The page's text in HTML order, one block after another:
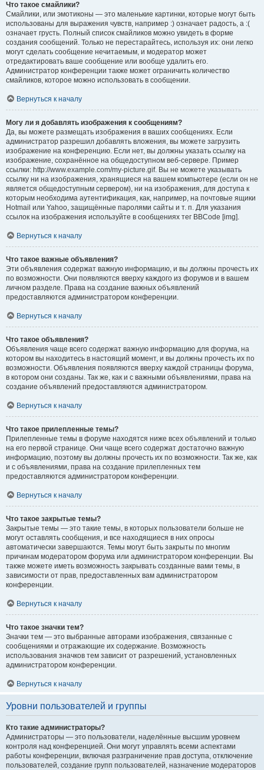
Что такое смайлики?
Смайлики, или эмотиконы — это маленькие картинки, которые могут быть
использованы для выражения чувств, например :) означает радость, а :(
означает грусть. Полный список смайликов можно увидеть в форме
создания сообщений. Только не перестарайтесь, используя их: они легко
могут сделать сообщение нечитаемым, и модератор может
отредактировать ваше сообщение или вообще удалить его.
Администратор конференции также может ограничить количество
смайликов, которое можно использовать в сообщении.
Вернуться к началу
Могу ли я добавлять изображения к сообщениям?
Да, вы можете размещать изображения в ваших сообщениях. Если
администратор разрешил добавлять вложения, вы можете загрузить
изображение на конференцию. Если нет, вы должны указать ссылку на
изображение, сохранённое на общедоступном веб-сервере. Пример
ссылки: http://www.example.com/my-picture.gif. Вы не можете указывать
ссылку ни на изображения, хранящиеся на вашем компьютере (если он не
является общедоступным сервером), ни на изображения, для доступа к
которым необходима аутентификация, как, например, на почтовые ящики
Hotmail или Yahoo, защищённые паролями сайты и т. п. Для указания
ссылок на изображения используйте в сообщениях тег BBCode [img].
Вернуться к началу
Что такое важные объявления?
Эти объявления содержат важную информацию, и вы должны прочесть их
по возможности. Они появляются вверху каждого из форумов и в вашем
личном разделе. Права на создание важных объявлений
предоставляются администратором конференции.
Вернуться к началу
Что такое объявления?
Объявления чаще всего содержат важную информацию для форума, на
котором вы находитесь в настоящий момент, и вы должны прочесть их по
возможности. Объявления появляются вверху каждой страницы форума,
в котором они созданы. Так же, как и с важными объявлениями, права на
создание объявлений предоставляются администратором.
Вернуться к началу
Что такое прилепленные темы?
Прилепленные темы в форуме находятся ниже всех объявлений и только
на его первой странице. Они чаще всего содержат достаточно важную
информацию, поэтому вы должны прочесть их по возможности. Так же, как
и с объявлениями, права на создание прилепленных тем
предоставляются администратором конференции.
Вернуться к началу
Что такое закрытые темы?
Закрытые темы — это такие темы, в которых пользователи больше не
могут оставлять сообщения, и все находящиеся в них опросы
автоматически завершаются. Темы могут быть закрыты по многим
причинам модератором форума или администратором конференции. Вы
также можете иметь возможность закрывать созданные вами темы, в
зависимости от прав, предоставленных вам администратором
конференции.
Вернуться к началу
Что такое значки тем?
Значки тем — это выбранные авторами изображения, связанные с
сообщениями и отражающие их содержание. Возможность
использования значков тем зависит от разрешений, установленных
администратором конференции.
Вернуться к началу
Уровни пользователей и группы
Кто такие администраторы?
Администраторы — это пользователи, наделённые высшим уровнем
контроля над конференцией. Они могут управлять всеми аспектами
работы конференции, включая разграничение прав доступа, отключение
пользователей, создание групп пользователей, назначение модераторов